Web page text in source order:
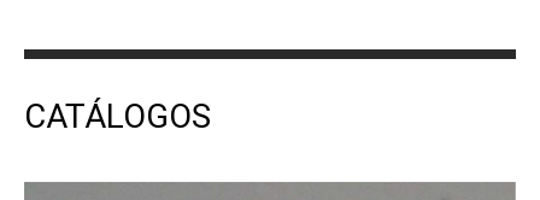
CATÁLOGOS